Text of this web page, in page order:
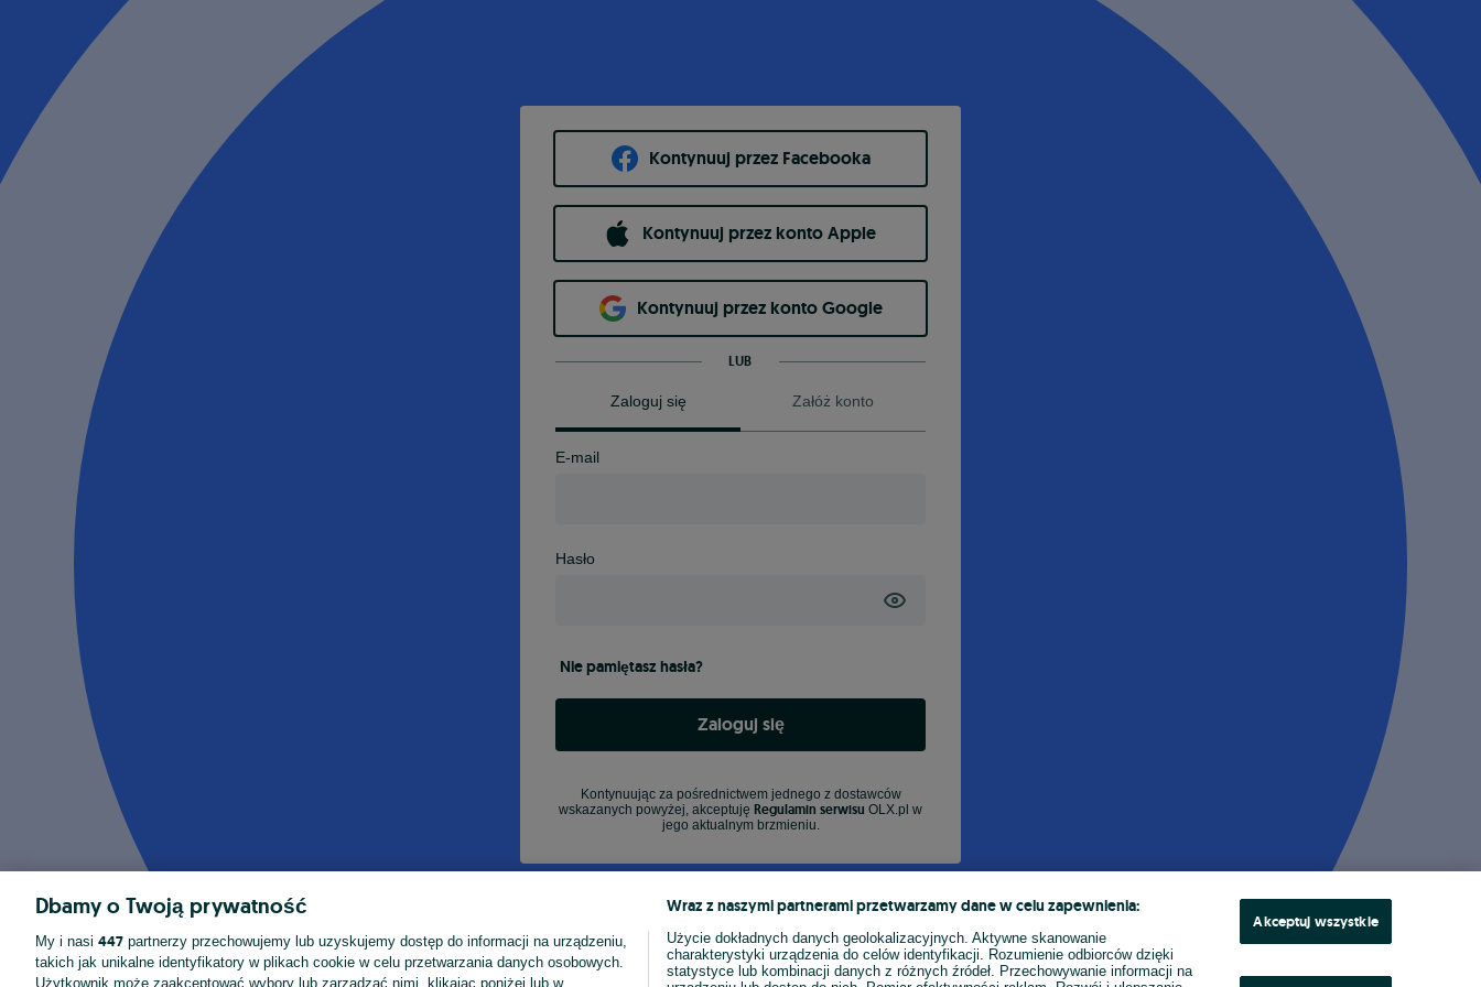
Kontynuuj przez Facebooka
Kontynuuj przez konto Apple
Kontynuuj przez konto Google
LUB
Zaloguj się Załóż konto
E-mail
Hasło
Nie pamiętasz hasła?
Zaloguj się
Kontynuując za pośrednictwem jednego z dostawców
wskazanych powyżej, akceptuję Regulamin serwisu OLX.pl w
jego aktualnym brzmieniu.
Dbamy o Twoją prywatność
My i nasi 447 partnerzy przechowujemy lub uzyskujemy dostęp do informacji na urządzeniu,
takich jak unikalne identyfikatory w plikach cookie w celu przetwarzania danych osobowych.
Użytkownik może zaakceptować wybory lub zarządzać nimi, klikając poniżej lub w
Wraz z naszymi partnerami przetwarzamy dane w celu zapewnienia:
Użycie dokładnych danych geolokalizacyjnych. Aktywne skanowanie
charakterystyki urządzenia do celów identyfikacji. Rozumienie odbiorców dzięki
statystyce lub kombinacji danych z różnych źródeł. Przechowywanie informacji na
Akceptuj wszystkie